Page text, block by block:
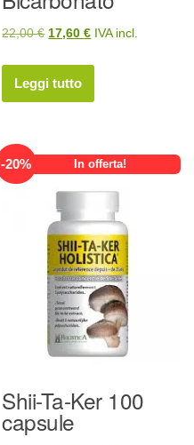
22,00€ Il
originale
era:
17,60€Il
è:
IVA incl.
Leggi tutto
-20% In offerta!
Shii-Ta-Ker 100
capsule